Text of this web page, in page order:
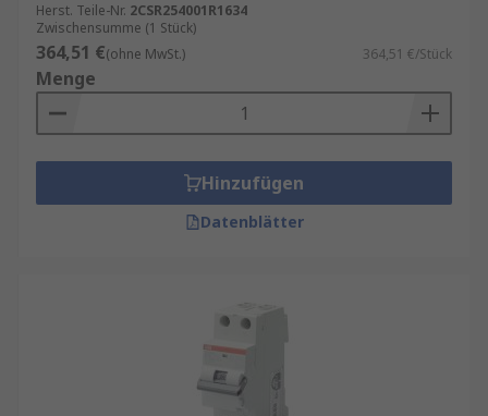
Herst. Teile-Nr. 2CSR254001R1634
Zwischensumme (1 Stück)
364,51 €(ohne MwSt.) 364,51 €/Stück
Menge
Hinzufügen
Datenblätter